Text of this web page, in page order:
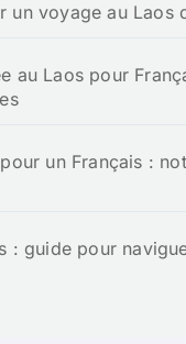
un voyage au Laos
au Laos pour
un Français :
: guide pour